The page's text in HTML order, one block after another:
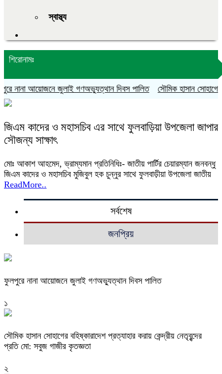
স্বাস্থ্য
শিরোনামঃ
নানা আয়োজনে জুলাই গণঅভ্যুত্থান দিবস পালিত সৌমিক হাসান সোহাগের
জিএম কাদের ও মহাসচিব এর সাথে ফুলবাড়িয়া উপজেলা জাপার
সৌজন্য সাক্ষাৎ
মোঃ আকাশ আহমেদ, ভ্রাম্যমান প্রতিনিধিঃ- জাতীয় পার্টির চেয়ারম্যান জনবন্ধু
জিএম কাদের ও মহাসচিব মুজিবুল হক চুন্নুর সাথে ফুলবাড়ীয়া উপজেলা জাতীয়
ReadMore..
সর্বশেষ
জনপ্রিয়
ফুলপুরে নানা আয়োজনে জুলাই গণঅভ্যুত্থান দিবস পালিত
১
সৌমিক হাসান সোহাগের বহিষ্কারাদেশ প্রত্যাহার করায় কেন্দ্রীয় নেতৃবৃন্দের
প্রতি মো: সবুজ গাজীর কৃতজ্ঞতা
২